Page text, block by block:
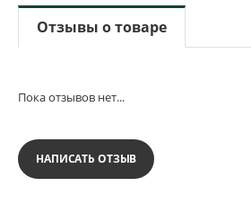
Отзывы о товаре
Пока отзывов нет...
НАПИСАТЬ ОТЗЫВ